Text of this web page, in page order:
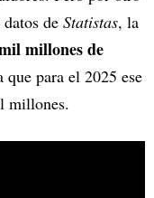
de Statistas, la
millones de
que para el 2025 ese
millones.